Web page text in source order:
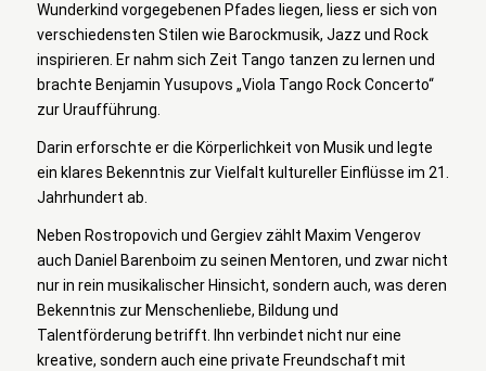
Wunderkind vorgegebenen Pfades liegen, liess er sich von
verschiedensten Stilen wie Barockmusik, Jazz und Rock
inspirieren. Er nahm sich Zeit Tango tanzen zu lernen und
brachte Benjamin Yusupovs „Viola Tango Rock Concerto“
zur Uraufführung.
Darin erforschte er die Körperlichkeit von Musik und legte
ein klares Bekenntnis zur Vielfalt kultureller Einflüsse im 21.
Jahrhundert ab.
Neben Rostropovich und Gergiev zählt Maxim Vengerov
auch Daniel Barenboim zu seinen Mentoren, und zwar nicht
nur in rein musikalischer Hinsicht, sondern auch, was deren
Bekenntnis zur Menschenliebe, Bildung und
Talentförderung betrifft. Ihn verbindet nicht nur eine
kreative, sondern auch eine private Freundschaft mit